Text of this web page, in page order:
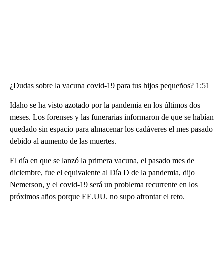
¿Dudas sobre la vacuna covid-19 para tus hijos pequeños? 1:51
Idaho se ha visto azotado por la pandemia en los últimos dos
meses. Los forenses y las funerarias informaron de que se habían
quedado sin espacio para almacenar los cadáveres el mes pasado
debido al aumento de las muertes.
El día en que se lanzó la primera vacuna, el pasado mes de
diciembre, fue el equivalente al Día D de la pandemia, dijo
Nemerson, y el covid-19 será un problema recurrente en los
próximos años porque EE.UU. no supo afrontar el reto.